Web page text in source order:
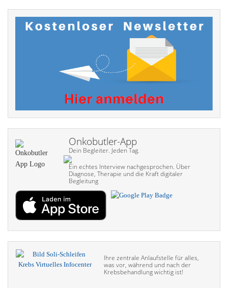
Onkobutler-App
Dein Begleiter. Jeden Tag.
Ein echtes Interview nach­gesprochen. Über
Diagnose, Therapie und die Kraft digitaler
Begleitung
Ihre zentrale Anlaufstelle für alles,
was vor, während und nach der
Krebsbehandlung wichtig ist!